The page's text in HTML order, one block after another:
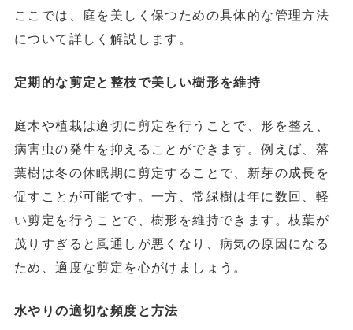
ここでは、庭を美しく保つための具体的な管理方法
について詳しく解説します。
定期的な剪定と整枝で美しい樹形を維持
庭木や植栽は適切に剪定を行うことで、形を整え、
病害虫の発生を抑えることができます。例えば、落
葉樹は冬の休眠期に剪定することで、新芽の成長を
促すことが可能です。一方、常緑樹は年に数回、軽
い剪定を行うことで、樹形を維持できます。枝葉が
茂りすぎると風通しが悪くなり、病気の原因になる
ため、適度な剪定を心がけましょう。
水やりの適切な頻度と方法